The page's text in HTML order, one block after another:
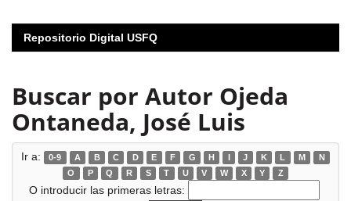
Repositorio Digital USFQ
Buscar por Autor Ojeda
Ontaneda, José Luis
Ir a: 0-9 A B C D E F G H I J K L M
N
O
P Q R S T U V W X Y Z
O introducir las primeras letras: